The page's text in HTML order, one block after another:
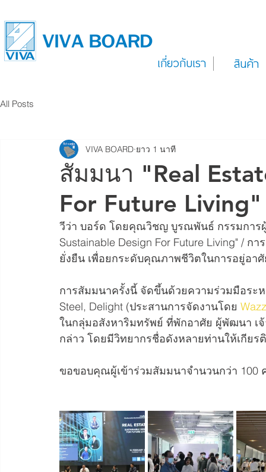
เกี่ยวกับเรา สินค้า
All Posts
สัมมนา "Real
For Future Living"
VIVA BOARD ยาว 1 นาที
วีว่า บอร์ด โดยคุณวิชญ บูรณพันธ์ กรรมการ
Sustainable Design For Future Living" /
ยั่งยืน เพื่อยกระดับคุณภาพชีวิตในการอยู่อา
การสัมมนาครั้งนี้ จัดขึ้นด้วยความร่วมมือระ
Steel, Delight (ประสานการจัดงานโดย
ในกลุ่มอสังหาริมทรัพย์ ที่พักอาศัย ผู้พัฒนา เ
กล่าว โดยมีวิทยากรชื่อดังหลายท่านให้เกียร
ขอขอบคุณผู้เข้าร่วมสัมมนาจำนวนกว่า 100